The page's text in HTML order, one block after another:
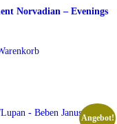
Norvadian – Evenings
Angebot!